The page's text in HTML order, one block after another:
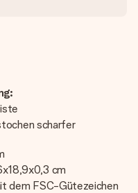
scharfer
cm
dem FSC-Gütezeichen